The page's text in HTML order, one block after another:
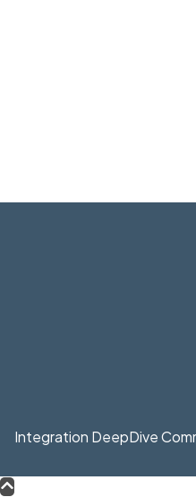
Integration DeepDive